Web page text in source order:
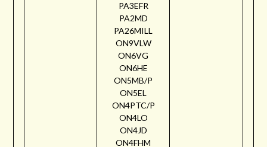
PA3EFR
PA2MD
PA26MILL
ON9VLW
ON6VG
ON6HE
ON5MB/P
ON5EL
ON4PTC/P
ON4LO
ON4JD
ON4FHM